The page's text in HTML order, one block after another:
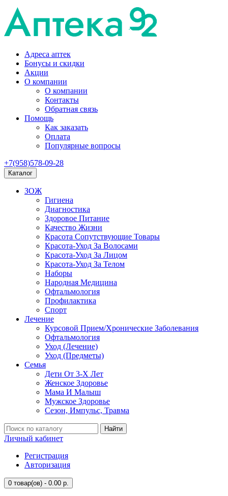
Адреса аптек
Бонусы и скидки
Акции
О компании
О компании
Контакты
Обратная связь
Помощь
Как заказать
Оплата
Популярные вопросы
+7(958)578-09-28
Каталог
ЗОЖ
Гигиена
Диагностика
Здоровое Питание
Качество Жизни
Красота Сопутствующие Товары
Красота-Уход За Волосами
Красота-Уход За Лицом
Красота-Уход За Телом
Наборы
Народная Медицина
Офтальмология
Профилактика
Спорт
Лечение
Курсовой Прием/Хронические Заболевания
Офтальмология
Уход (Лечение)
Уход (Предметы)
Семья
Дети От 3-Х Лет
Женское Здоровье
Мама И Малыш
Мужское Здоровье
Сезон, Импульс, Травма
Найти
Личный кабинет
Регистрация
Авторизация
0 товар(ов) - 0.00 р.